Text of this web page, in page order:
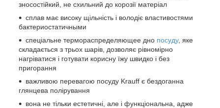
зносостійкий, не схильний до корозії матеріал
сплав має високу щільність і володіє властивостями
бактериостатичными
спеціальне термораспределяющее дно посуду, яке
складається з трьох шарів, дозволяє рівномірно
нагріватися і готувати корисну їжу швидко і без
пригорання
важливою перевагою посуду Krauff є бездоганна
глянцева полірування
вона не тільки естетичні, але і функціональна, адже